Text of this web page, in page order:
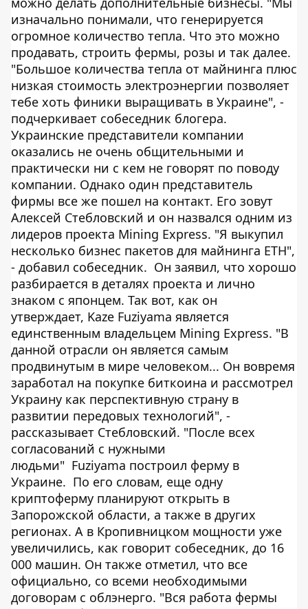
изначально понимали, что генерируется
огромное количество тепла. Что это можно
продавать, строить фермы, розы и так далее.
"Большое количества тепла от майнинга плюс
низкая стоимость электроэнергии позволяет
тебе хоть финики выращивать в Украине", -
подчеркивает собеседник блогера.
Украинские представители компании
оказались не очень общительными и
практически ни с кем не говорят по поводу
компании. Однако один представитель
фирмы все же пошел на контакт. Его зовут
Алексей Стебловский и он назвался одним из
лидеров проекта Mining Express. "Я выкупил
несколько бизнес пакетов для майнинга ETH",
- добавил собеседник. Он заявил, что хорошо
разбирается в деталях проекта и лично
знаком с японцем. Так вот, как он
утверждает, Kaze Fuziyama является
единственным владельцем Mining Express. "В
данной отрасли он является самым
продвинутым в мире человеком... Он вовремя
заработал на покупке биткоина и рассмотрел
Украину как перспективную страну в
развитии передовых технологий", -
рассказывает Стебловский. "После всех
согласований с нужными
людьми" Fuziyama построил ферму в
Украине. По его словам, еще одну
криптоферму планируют открыть в
Запорожской области, а также в других
регионах. А в Кропивницком мощности уже
увеличились, как говорит собеседник, до 16
000 машин. Он также отметил, что все
официально, со всеми необходимыми
договорам с облэнерго. "Вся работа фермы